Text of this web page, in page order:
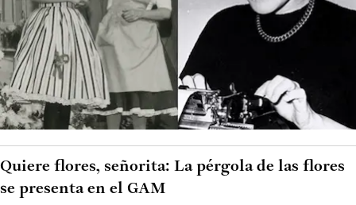
Quiere flores, señorita: La pérgola de las flores
se presenta en el GAM